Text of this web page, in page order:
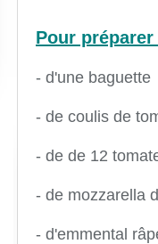
Pour
- d'une baguette
- de coulis de
- de de 12
- de mozzarella
- d'emmental